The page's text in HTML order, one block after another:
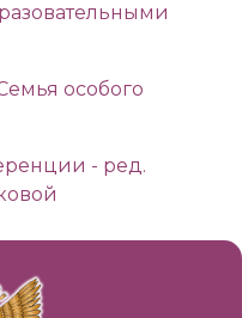
особого
- ред.